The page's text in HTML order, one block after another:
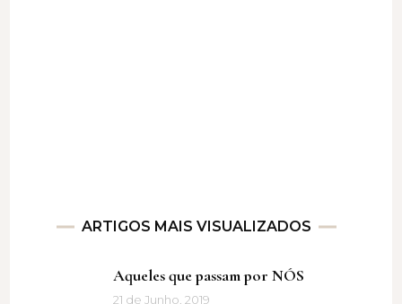
ARTIGOS MAIS VISUALIZADOS
Aqueles que passam por NÓS
21 de Junho, 2019